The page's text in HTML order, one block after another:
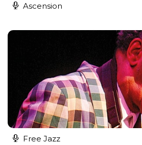
Ascension
Free Jazz